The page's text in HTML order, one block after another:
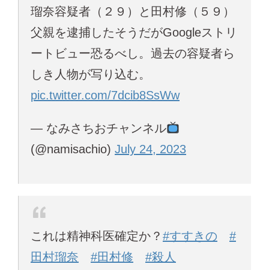
瑠奈容疑者（２９）と田村修（５９）
父親を逮捕したそうだがGoogleストリ
ートビュー恐るべし。過去の容疑者ら
しき人物が写り込む。
pic.twitter.com/7dcib8SsWw
— なみさちおチャンネル
(@namisachio) July 24, 2023
これは精神科医確定か？ #すすきの
#
田村瑠奈
#田村修
#殺人